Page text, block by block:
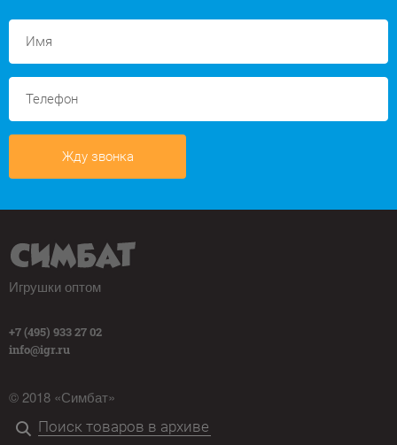
Жду звонка
Игрушки оптом
+7 (495) 933 27 02
info@igr.ru
© 2018 «Симбат»